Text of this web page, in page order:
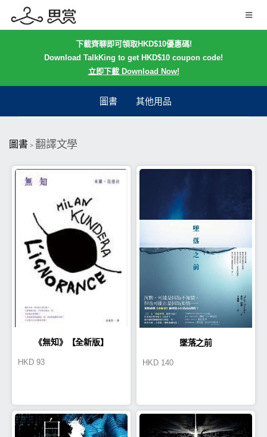
下載齊聊即可領取HKD$10優惠碼!
Download TalkKing to get HKD$10 coupon code!
立即下載 Download Now!
圖書 其他用品
圖書 > 翻譯文學
《無知》【全新版】
HKD 93
墜落之前
HKD 140